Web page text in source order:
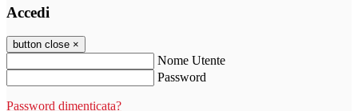
Accedi
button close ×
Nome Utente
Password
Password dimenticata?